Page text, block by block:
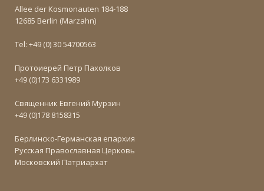
Allee der Kosmonauten 184-188
12685 Berlin (Marzahn)
Tel: +49 (0) 30 54700563
Протоиерей Петр Пахолков
+49 (0)173 6331989
Священник Евгений Мурзин
+49 (0)178 8158315
Берлинско-Германская епархия
Русская Православная Церковь
Московский Патриархат